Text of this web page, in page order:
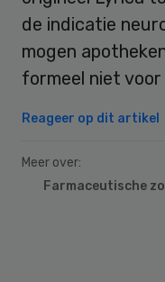
de indicatie
mogen
formeel niet
Reageer op dit artikel
Meer over:
Farmaceutische